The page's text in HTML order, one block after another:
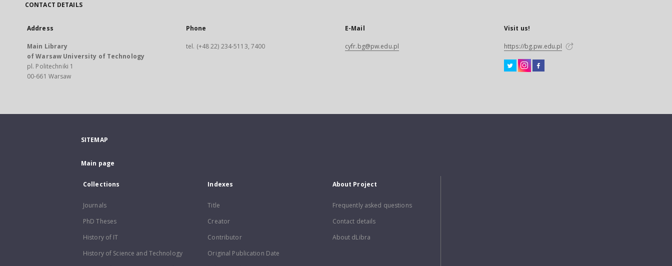
CONTACT DETAILS
Address
Main Library
of Warsaw University of Technology
pl. Politechniki 1
00-661 Warsaw
Phone
tel. (+48 22) 234-5113, 7400
E-Mail
cyfr.bg@pw.edu.pl
Visit us!
https://bg.pw.edu.pl
SITEMAP
Main page
Collections
Journals
PhD Theses
History of IT
History of Science and Technology
Indexes
Title
Creator
Contributor
Original Publication Date
About Project
Frequently asked questions
Contact details
About dLibra